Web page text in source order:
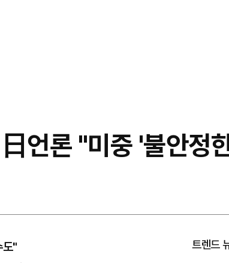
언론 "미중 '불안정
도"
트렌드